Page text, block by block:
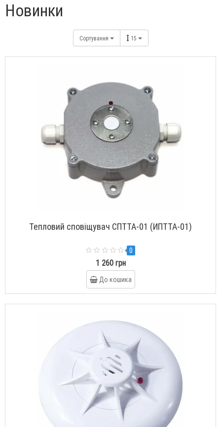
Новинки
Сортування 15
Тепловий сповіщувач СПТТА-01 (ИПТТА-01)
0
1 260 грн
До кошика